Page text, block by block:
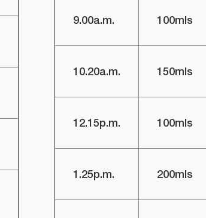
9.00a.m. 100mls
10.20a.m. 150mls
12.15p.m. 100mls
1.25p.m. 200mls